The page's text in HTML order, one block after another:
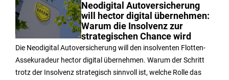
Neodigital Autoversicherung
will hector digital übernehmen:
Warum die Insolvenz zur
strategischen Chance wird
Die Neodigital Autoversicherung will den insolventen Flotten-
Assekuradeur hector digital übernehmen. Warum der Schritt
trotz der Insolvenz strategisch sinnvoll ist, welche Rolle das